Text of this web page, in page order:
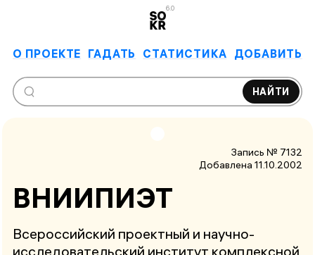
6.0
О ПРОЕКТЕ ГАДАТЬ СТАТИСТИКА ДОБАВИТЬ
НАЙТИ
Запись № 7132
Добавлена 11.10.2002
ВНИИПИЭТ
Всероссийский проектный и научно-
исследовательский институт комплексной